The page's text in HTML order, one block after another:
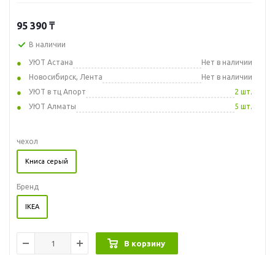
95 390 ₸
В наличии
УЮТ Астана
Нет в наличии
Новосибирск, Лента
Нет в наличии
УЮТ в тц Апорт
2 шт.
УЮТ Алматы
5 шт.
чехол
Книса серый
Бренд
IKEA
В корзину